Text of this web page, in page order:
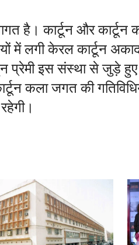
है। कार्टून और कार्टून
में लगी केरल कार्टून
प्रेमी इस संस्था से जुड़े
कला जगत की